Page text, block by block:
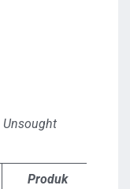
Unsought
Produk